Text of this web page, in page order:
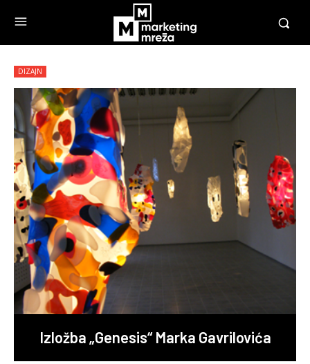
DIZAJN
Izložba „Genesis“ Marka Gavrilovića